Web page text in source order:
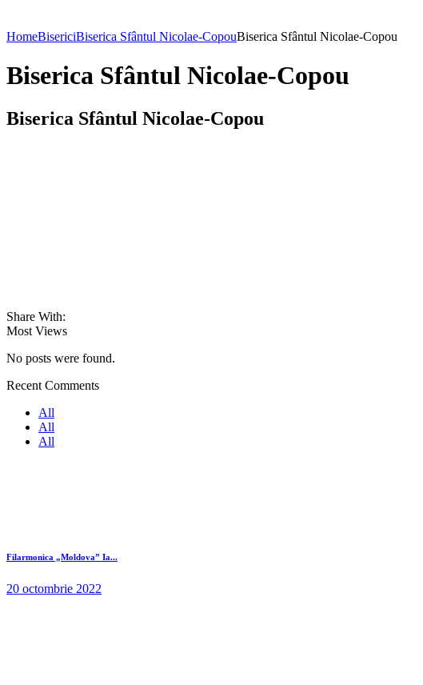
HomeBisericiBiserica Sfântul Nicolae-CopouBiserica Sfântul Nicolae-Copou
Biserica Sfântul Nicolae-Copou
Biserica Sfântul Nicolae-Copou
Share With:
Most Views
No posts were found.
Recent Comments
All
All
All
Filarmonica „Moldova” Ia...
20 octombrie 2022